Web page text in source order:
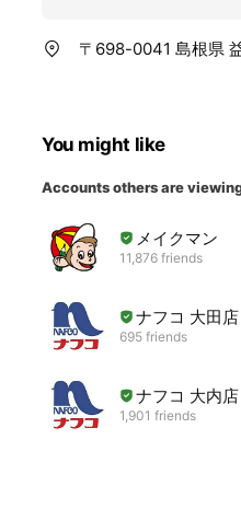
〒698-0041 島根県
You might like
Accounts others are
メイクマン
11,876 friends
ナフコ 大田店
695 friends
ナフコ 大内店
1,901 friends